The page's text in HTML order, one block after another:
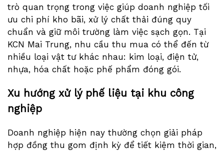
trò quan trọng trong việc giúp doanh nghiệp tối
ưu chi phí kho bãi, xử lý chất thải đúng quy
chuẩn và giữ môi trường làm việc sạch gọn. Tại
KCN Mai Trung, nhu cầu thu mua có thể đến từ
nhiều loại vật tư khác nhau: kim loại, điện tử,
nhựa, hóa chất hoặc phế phẩm đóng gói.
Xu hướng xử lý phế liệu tại khu công
nghiệp
Doanh nghiệp hiện nay thường chọn giải pháp
hợp đồng thu gom định kỳ để tiết kiệm thời gian,